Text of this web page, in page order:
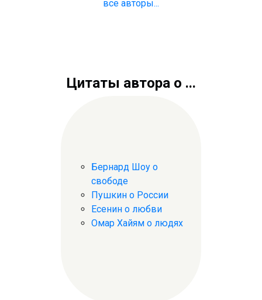
все авторы...
Цитаты автора о ...
Бернард Шоу о
свободе
Пушкин о России
Есенин о любви
Омар Хайям о людях